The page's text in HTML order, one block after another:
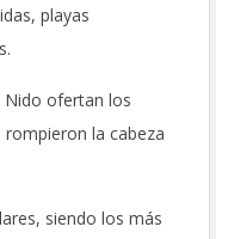
playas
Nido ofertan los
rompieron la cabeza
siendo los más